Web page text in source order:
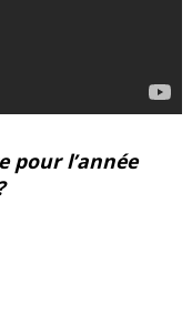
pour l’année